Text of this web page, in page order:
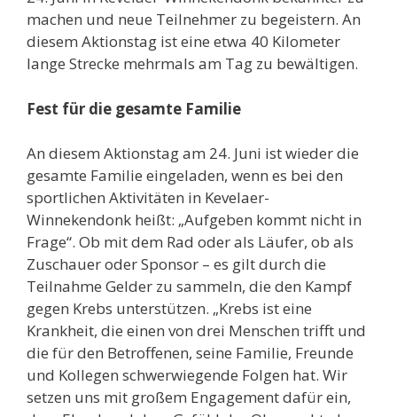
machen und neue Teilnehmer zu begeistern. An
diesem Aktionstag ist eine etwa 40 Kilometer
lange Strecke mehrmals am Tag zu bewältigen.
Fest für die gesamte Familie
An diesem Aktionstag am 24. Juni ist wieder die
gesamte Familie eingeladen, wenn es bei den
sportlichen Aktivitäten in Kevelaer-
Winnekendonk heißt: „Aufgeben kommt nicht in
Frage“. Ob mit dem Rad oder als Läufer, ob als
Zuschauer oder Sponsor – es gilt durch die
Teilnahme Gelder zu sammeln, die den Kampf
gegen Krebs unterstützen. „Krebs ist eine
Krankheit, die einen von drei Menschen trifft und
die für den Betroffenen, seine Familie, Freunde
und Kollegen schwerwiegende Folgen hat. Wir
setzen uns mit großem Engagement dafür ein,